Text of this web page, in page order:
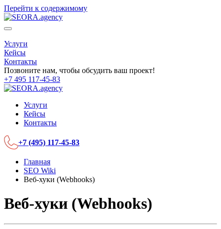
Перейти к содержимому
Услуги
Кейсы
Контакты
Позвоните нам, чтобы обсудить ваш проект!
+7 495 117-45-83
Услуги
Кейсы
Контакты
+7 (495) 117-45-83
Главная
SEO Wiki
Веб-хуки (Webhooks)
Веб-хуки (Webhooks)